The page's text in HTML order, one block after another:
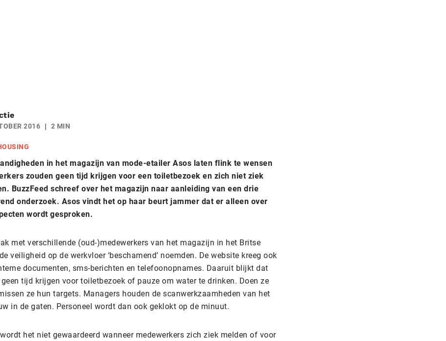
2016 2 MIN
in het magazijn van mode-etailer Asos laten flink te wensen
zouden geen tijd krijgen voor een toiletbezoek en zich niet ziek
BuzzFeed schreef over het magazijn naar aanleiding van een drie
onderzoek. Asos vindt het op haar beurt jammer dat er alleen over
wordt gesproken.
met verschillende (oud-)medewerkers van het magazijn in het Britse
veiligheid op de werkvloer ‘beschamend’ noemden. De website kreeg ook
documenten, sms-berichten en telefoonopnames. Daaruit blijkt dat
geen tijd krijgen voor toiletbezoek of pauze om water te drinken. Doen ze
ze hun targets. Managers houden de scanwerkzaamheden van het
in de gaten. Personeel wordt dan ook geklokt op de minuut.
het niet gewaardeerd wanneer medewerkers zich ziek melden of voor